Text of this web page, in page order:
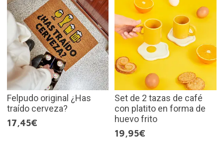
Felpudo original ¿Has
traído cerveza?
17,45€
Set de 2 tazas de café
con platito en forma de
huevo frito
19,95€